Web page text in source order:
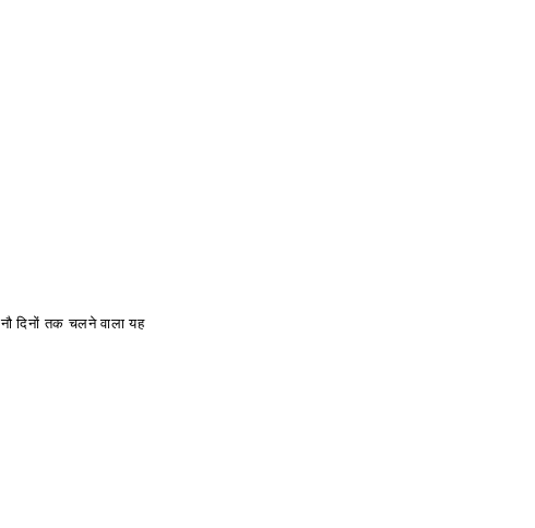
नौ दिनों तक चलने वाला यह